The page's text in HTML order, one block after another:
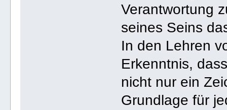
Verantwortung
seines Seins
In den Lehren
Erkenntnis,
nicht nur ein
Grundlage für